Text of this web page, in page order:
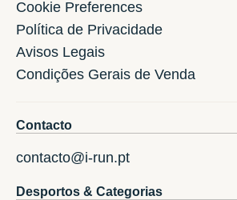
Cookie Preferences
Política de Privacidade
Avisos Legais
Condições Gerais de Venda
Contacto
contacto@i-run.pt
Desportos & Categorias